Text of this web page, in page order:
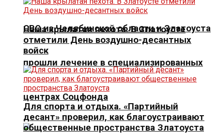
СВО из Челябинской области и Златоуста
прошли лечение в специализированных
центрах Соцфонда
Наша крылатая пехота. В Златоусте
отметили День воздушно-десантных
войск
Для спорта и отдыха. «Партийный
десант» проверил, как благоустраивают
общественные пространства Златоуста